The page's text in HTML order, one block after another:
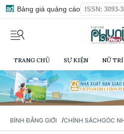
Bảng giá quảng cáo ISSN: 3093-
TRANG CHỦ SỰ KIỆN NỮ
BÌNH ĐẲNG GIỚI /CHÍNH SÁCHGÓC